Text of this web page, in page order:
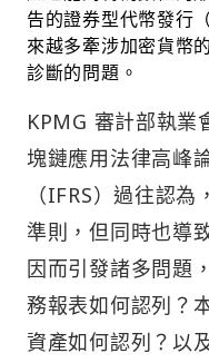
告的證券型代幣發行
來越多牽涉加密貨幣
診斷的問題。
KPMG 審計部執業
塊鏈應用法律高峰
（IFRS）過往認
準則，但同時也導
因而引發諸多問題
務報表如何認列？
資產如何認列？以